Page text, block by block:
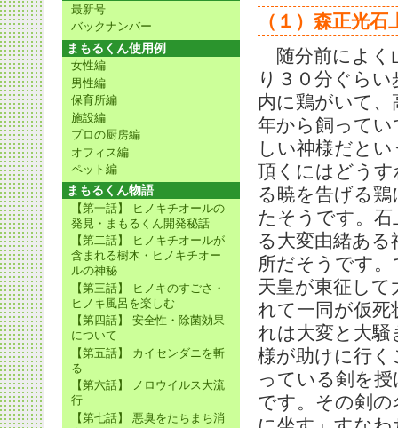
（１）森正光
随分前によく
り３０分ぐら
内に鶏がいて
年から飼って
しい神様だと
頂くにはどう
る暁を告げる
たそうです。
る大変由緒あ
所だそうです
天皇が東征し
れて一同が仮
れは大変と大騒
様が助けに行
っている剣を
です。その剣
最新号
バックナンバー
まもるくん使用例
女性編
男性編
保育所編
施設編
プロの厨房編
オフィス編
ペット編
まもるくん物語
【第一話】 ヒノキチオールの
発見・まもるくん開発秘話
【第二話】 ヒノキチオールが
含まれる樹木・ヒノキチオー
ルの神秘
【第三話】 ヒノキのすごさ・
ヒノキ風呂を楽しむ
【第四話】 安全性・除菌効果
について
【第五話】 カイセンダニを斬
る
【第六話】 ノロウイルス大流
行
【第七話】 悪臭をたちまち消